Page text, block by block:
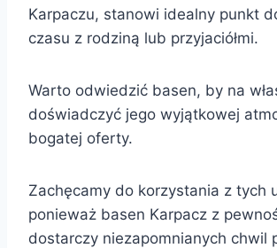
Karpaczu, stanowi idealny punkt
czasu z rodziną lub przyjaciółmi.
Warto odwiedzić basen, by na
doświadczyć jego wyjątkowej
bogatej oferty.
Zachęcamy do korzystania z tych
ponieważ basen Karpacz z
dostarczy niezapomnianych chwil